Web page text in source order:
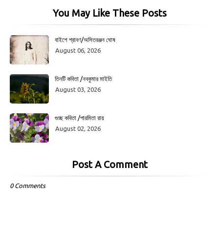
You May Like These Posts
বাইশে শ্রাবণ/অসিতরঞ্জন ঘোষ
August 06, 2026
তিনটি কবিতা /নবকুমার মাইতি
August 03, 2026
গুচ্ছ কবিতা /পারমিতা রায়
August 02, 2026
Post A Comment
0 Comments